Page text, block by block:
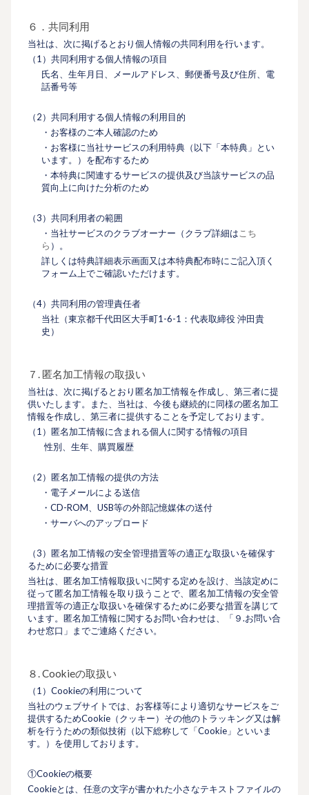
６．共同利用
当社は、次に掲げるとおり個人情報の共同利用を行います。
（1）共同利用する個人情報の項目
氏名、生年月日、メールアドレス、郵便番号及び住所、電
話番号等
（2）共同利用する個人情報の利用目的
・お客様のご本人確認のため
・お客様に当社サービスの利用特典（以下「本特典」とい
います。）を配布するため
・本特典に関連するサービスの提供及び当該サービスの品
質向上に向けた分析のため
（3）共同利用者の範囲
・当社サービスのクラブオーナー（クラブ詳細は こち
ら ）。
詳しくは特典詳細表示画面又は本特典配布時にご記入頂く
フォーム上でご確認いただけます。
（4）共同利用の管理責任者
当社（東京都千代田区大手町1-6-1：代表取締役 沖田貴
史）
７. 匿名加工情報の取扱い
当社は、次に掲げるとおり匿名加工情報を作成し、第三者に提
供いたします。また、当社は、今後も継続的に同様の匿名加工
情報を作成し、第三者に提供することを予定しております。
（1）匿名加工情報に含まれる個人に関する情報の項目
性別、生年、購買履歴
（2）匿名加工情報の提供の方法
・電子メールによる送信
・CD-ROM、USB等の外部記憶媒体の送付
・サーバへのアップロード
（3）匿名加工情報の安全管理措置等の適正な取扱いを確保す
るために必要な措置
当社は、匿名加工情報取扱いに関する定めを設け、当該定めに
従って匿名加工情報を取り扱うことで、匿名加工情報の安全管
理措置等の適正な取扱いを確保するために必要な措置を講じて
います。匿名加工情報に関するお問い合わせは、「９.お問い合
わせ窓口」までご連絡ください。
８. Cookieの取扱い
（1）Cookieの利用について
当社のウェブサイトでは、お客様等により適切なサービスをご
提供するためCookie（クッキー）その他のトラッキング又は解
析を行うための類似技術（以下総称して「Cookie」といいま
す。）を使用しております。
①Cookieの概要
Cookieとは、任意の文字が書かれた小さなテキストファイルの